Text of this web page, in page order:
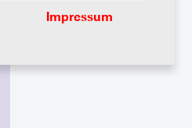
Impressum